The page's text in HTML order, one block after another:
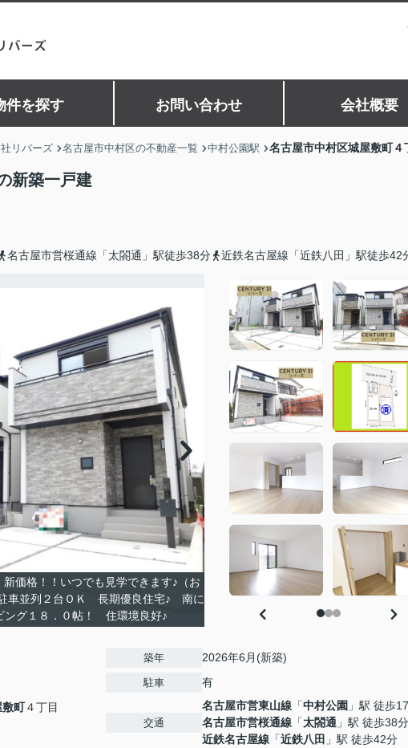
件を探す お問い合わせ 会社概要
リバーズ 名古屋市中村区の不動産一覧 中村公園駅 名古屋市中村区城屋敷町４
新築一戸建
名古屋市営桜通線「太閤通」駅徒歩38分 近鉄名古屋線「近鉄八田」駅徒歩42
格！！いつでも見学できます♪（お
車並列２台ＯＫ 長期優良住宅♪ 南に
ング１８．０帖！ 住環境良好♪
敷町４丁目
築年 2026年6月(新築)
駐車 有
交通
名古屋市営東山線 「中村公園 」駅 徒歩
名古屋市営桜通線 「太閤通 」駅 徒歩38分
近鉄名古屋線 「近鉄八田 」駅 徒歩42分